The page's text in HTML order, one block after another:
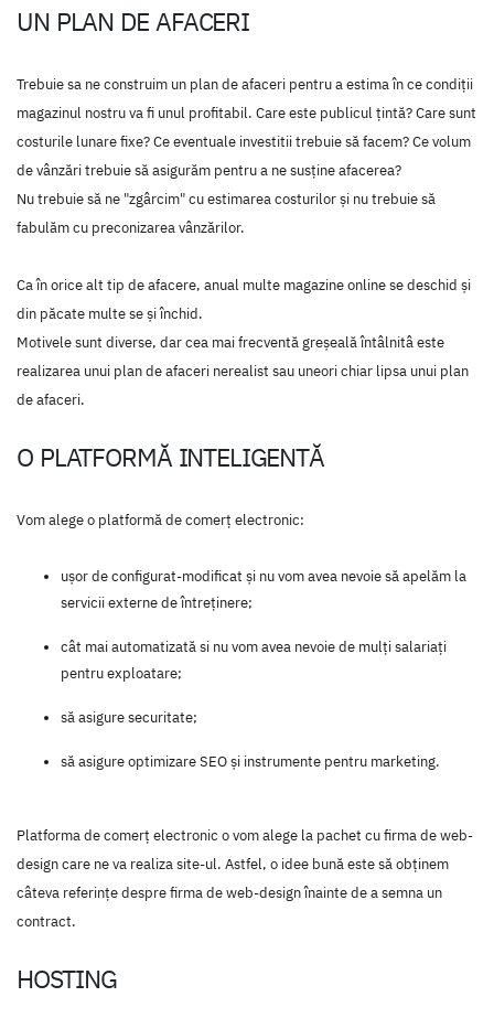
UN PLAN DE AFACERI
Trebuie sa ne construim un plan de afaceri pentru a estima în ce condiţii
magazinul nostru va fi unul profitabil. Care este publicul țintă? Care sunt
costurile lunare fixe? Ce eventuale investitii trebuie să facem? Ce volum
de vânzări trebuie să asigurăm pentru a ne susţine afacerea?
Nu trebuie să ne "zgârcim" cu estimarea costurilor şi nu trebuie să
fabulăm cu preconizarea vânzărilor.
Ca în orice alt tip de afacere, anual multe magazine online se deschid şi
din păcate multe se şi închid.
Motivele sunt diverse, dar cea mai frecventă greşeală întâlnitâ este
realizarea unui plan de afaceri nerealist sau uneori chiar lipsa unui plan
de afaceri.
O PLATFORMĂ INTELIGENTĂ
Vom alege o platformă de comerț electronic:
ușor de configurat-modificat şi nu vom avea nevoie să apelăm la
servicii externe de întreţinere;
cât mai automatizată si nu vom avea nevoie de mulţi salariaţi
pentru exploatare;
să asigure securitate;
să asigure optimizare SEO şi instrumente pentru marketing.
Platforma de comerț electronic o vom alege la pachet cu firma de web-
design care ne va realiza site-ul. Astfel, o idee bună este să obţinem
câteva referinţe despre firma de web-design înainte de a semna un
contract.
HOSTING